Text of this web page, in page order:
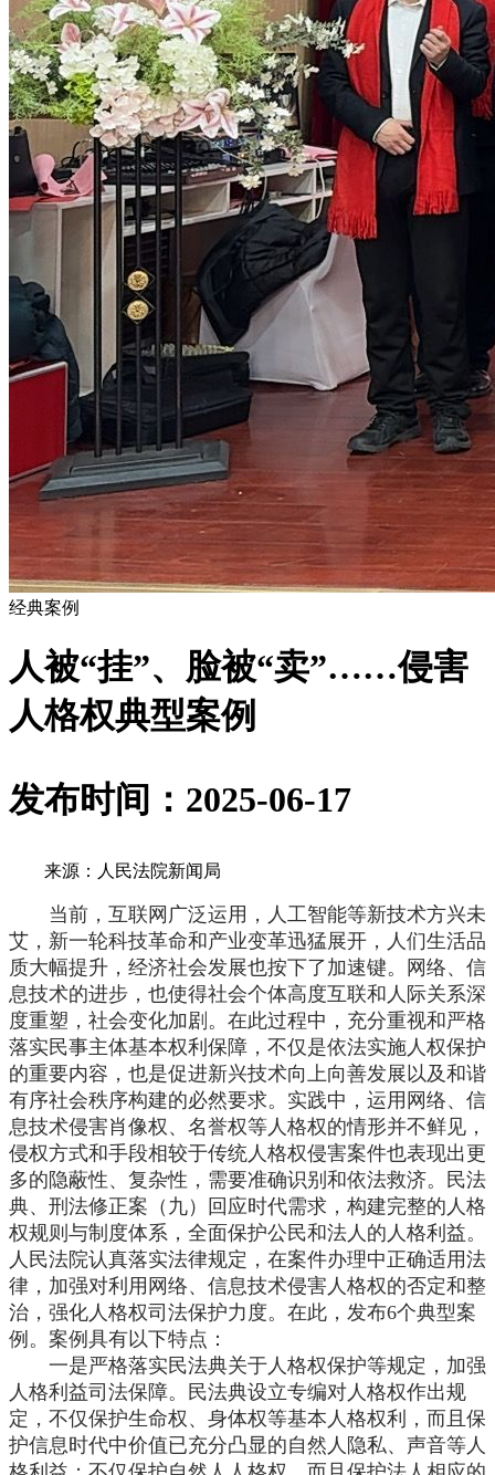
经典案例
人被“挂”、脸被“卖”……侵害
人格权典型案例
发布时间：2025-06-17
来源：人民法院新闻局
当前，互联网广泛运用，人工智能等新技术方兴未
艾，新一轮科技革命和产业变革迅猛展开，人们生活品
质大幅提升，经济社会发展也按下了加速键。网络、信
息技术的进步，也使得社会个体高度互联和人际关系深
度重塑，社会变化加剧。在此过程中，充分重视和严格
落实民事主体基本权利保障，不仅是依法实施人权保护
的重要内容，也是促进新兴技术向上向善发展以及和谐
有序社会秩序构建的必然要求。实践中，运用网络、信
息技术侵害肖像权、名誉权等人格权的情形并不鲜见，
侵权方式和手段相较于传统人格权侵害案件也表现出更
多的隐蔽性、复杂性，需要准确识别和依法救济。民法
典、刑法修正案（九）回应时代需求，构建完整的人格
权规则与制度体系，全面保护公民和法人的人格利益。
人民法院认真落实法律规定，在案件办理中正确适用法
律，加强对利用网络、信息技术侵害人格权的否定和整
治，强化人格权司法保护力度。在此，发布6个典型案
例。案例具有以下特点：
一是严格落实民法典关于人格权保护等规定，加强
人格利益司法保障。民法典设立专编对人格权作出规
定，不仅保护生命权、身体权等基本人格权利，而且保
护信息时代中价值已充分凸显的自然人隐私、声音等人